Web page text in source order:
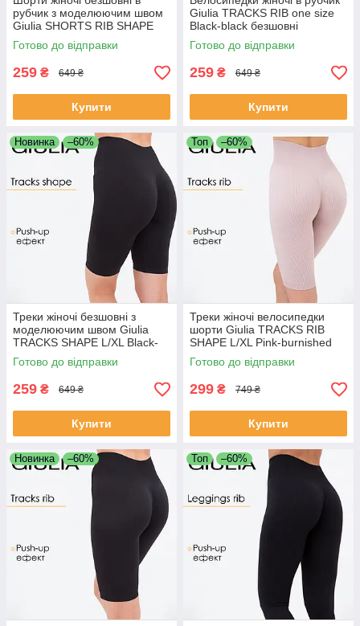
рубчик з моделюючим швом
Giulia SHORTS RIB SHAPE
L/XL Violet-orchid bloom
спортивні обтягуючі шорти
Готово до відправки
259 ₴ 649 ₴
Купити
Giulia TRACKS RIB one size
Black-black безшовні
спортивні шорти для фітнесу
Готово до відправки
259 ₴ 649 ₴
Купити
Новинка –60%
Треки жіночі безшовні з
моделюючим швом Giulia
TRACKS SHAPE L/XL Black-
black спортивні велосипедки
Готово до відправки
259 ₴ 649 ₴
Купити
Топ –60%
Треки жіночі велосипедки
шорти Giulia TRACKS RIB
SHAPE L/XL Pink-burnished
lilac рожеві безшовні в рубчик
для спорту
Готово до відправки
299 ₴ 749 ₴
Купити
Новинка –60% Топ –60%